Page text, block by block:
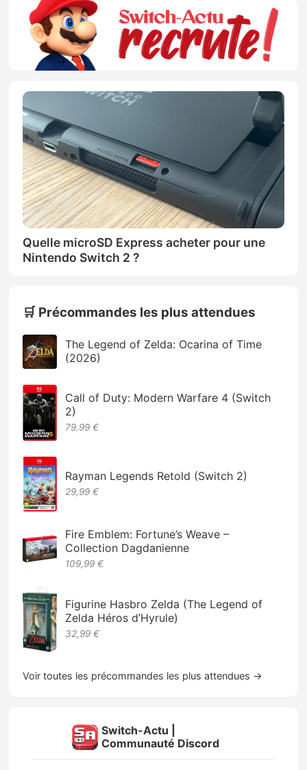
Quelle microSD Express acheter pour une
Nintendo Switch 2 ?
🛒 Précommandes les plus attendues
The Legend of Zelda: Ocarina of Time
(2026)
Call of Duty: Modern Warfare 4 (Switch
2)
79.99 €
Rayman Legends Retold (Switch 2)
29,99 €
Fire Emblem: Fortune’s Weave –
Collection Dagdanienne
109,99 €
Figurine Hasbro Zelda (The Legend of
Zelda Héros d’Hyrule)
32,99 €
Voir toutes les précommandes les plus attendues →
Switch-Actu |
Communauté Discord